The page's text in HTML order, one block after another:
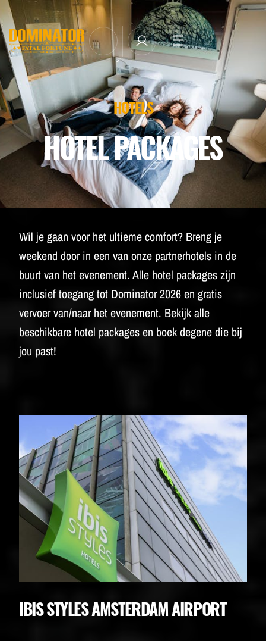
NEWSLETTER SUBSCRIBE
MANAGE EMAIL SUBSCRIPTIONS
TICKETS
LINE-UP
MERCHANDISE
THE WEEKEND EXPERIENCE
TRAVEL & STAY
FAQ
NEWSLETTER
ID&T
BUDWEISER
HOTEL PACKAGES
HOTELS
Wil je gaan voor het ultieme comfort? Breng je
weekend door in een van onze partnerhotels in de
buurt van het evenement. Alle hotel packages zijn
inclusief toegang tot Dominator 2026 en gratis
vervoer van/naar het evenement. Bekijk alle
beschikbare hotel packages en boek degene die bij
jou past!
IBIS STYLES AMSTERDAM AIRPORT